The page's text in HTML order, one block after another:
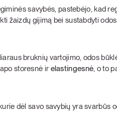
savybės, pastebėjo, kad
žaizdų gijimą bei sustabdyti
bruknių vartojimo, odos
storesnė ir elastingesnė, o to
dėl savo savybių yra svarbūs